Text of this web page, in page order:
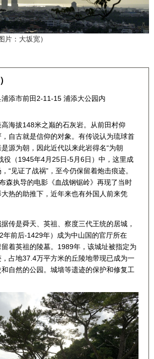
片：大坂宽）
添市前田2-11-15 浦添大公园内
海拔148米之巅的石灰岩。从前田村仰
自古就是信仰的对象。有传说认为琉球首
源为朝，因此近代以来此岩得名“为朝
役（1945年4月25日-5月6日）中，这里成
“见证了战祸”，至今仍保留着炮击痕迹。
森执导的电影《血战钢锯岭》再现了当时
热的助推下，近年来也有外国人前来凭
传是舜天、英祖、察度三代王统的居城，
年前后-1429年）成为中山国的官厅所在
着英祖的陵墓。1989年，该城址被指定为
占地37.4万平方米的丘陵地带现已成为一
自然的公园。城墙等遗迹的保护和修复工